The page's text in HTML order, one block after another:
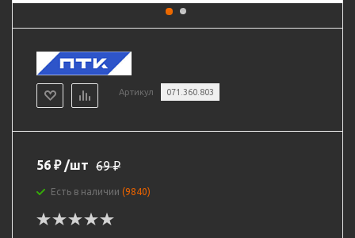
Артикул 071.360.803
56 ₽ /шт 69₽
Есть в наличии (9840)